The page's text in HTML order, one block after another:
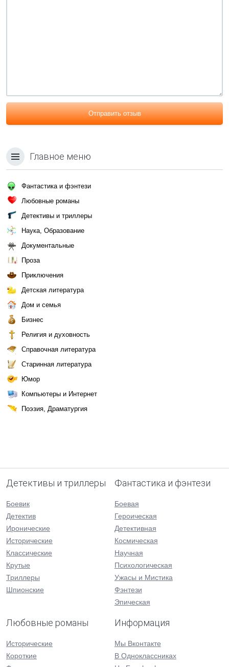
Отправить отзыв
Главное меню
Фантастика и фэнтези
Любовные романы
Детективы и триллеры
Наука, Образование
Документальные
Проза
Приключения
Детская литература
Дом и семья
Бизнес
Религия и духовность
Справочная литература
Старинная литература
Юмор
Компьютеры и Интернет
Поэзия, Драматургия
Детективы и триллеры
Боевик
Детектив
Иронические
Исторические
Классические
Крутые
Триллеры
Шпионские
Фантастика и фэнтези
Боевая
Героическая
Детективная
Космическая
Научная
Психологическая
Ужасы и Мистика
Фэнтези
Эпическая
Любовные романы
Исторические
Короткие
Информация
Мы Вконтакте
В Одноклассниках